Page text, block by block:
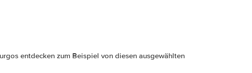
entdecken zum Beispiel von diesen ausgewählten